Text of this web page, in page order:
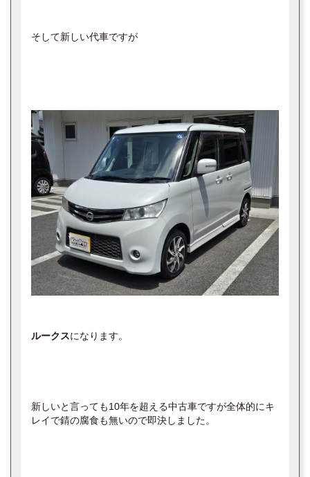
そして新しい代車ですが
ルークスになります。
新しいと言っても10年を超える中古車ですが全体的にキ
レイで錆の腐食も無いので即決しました。